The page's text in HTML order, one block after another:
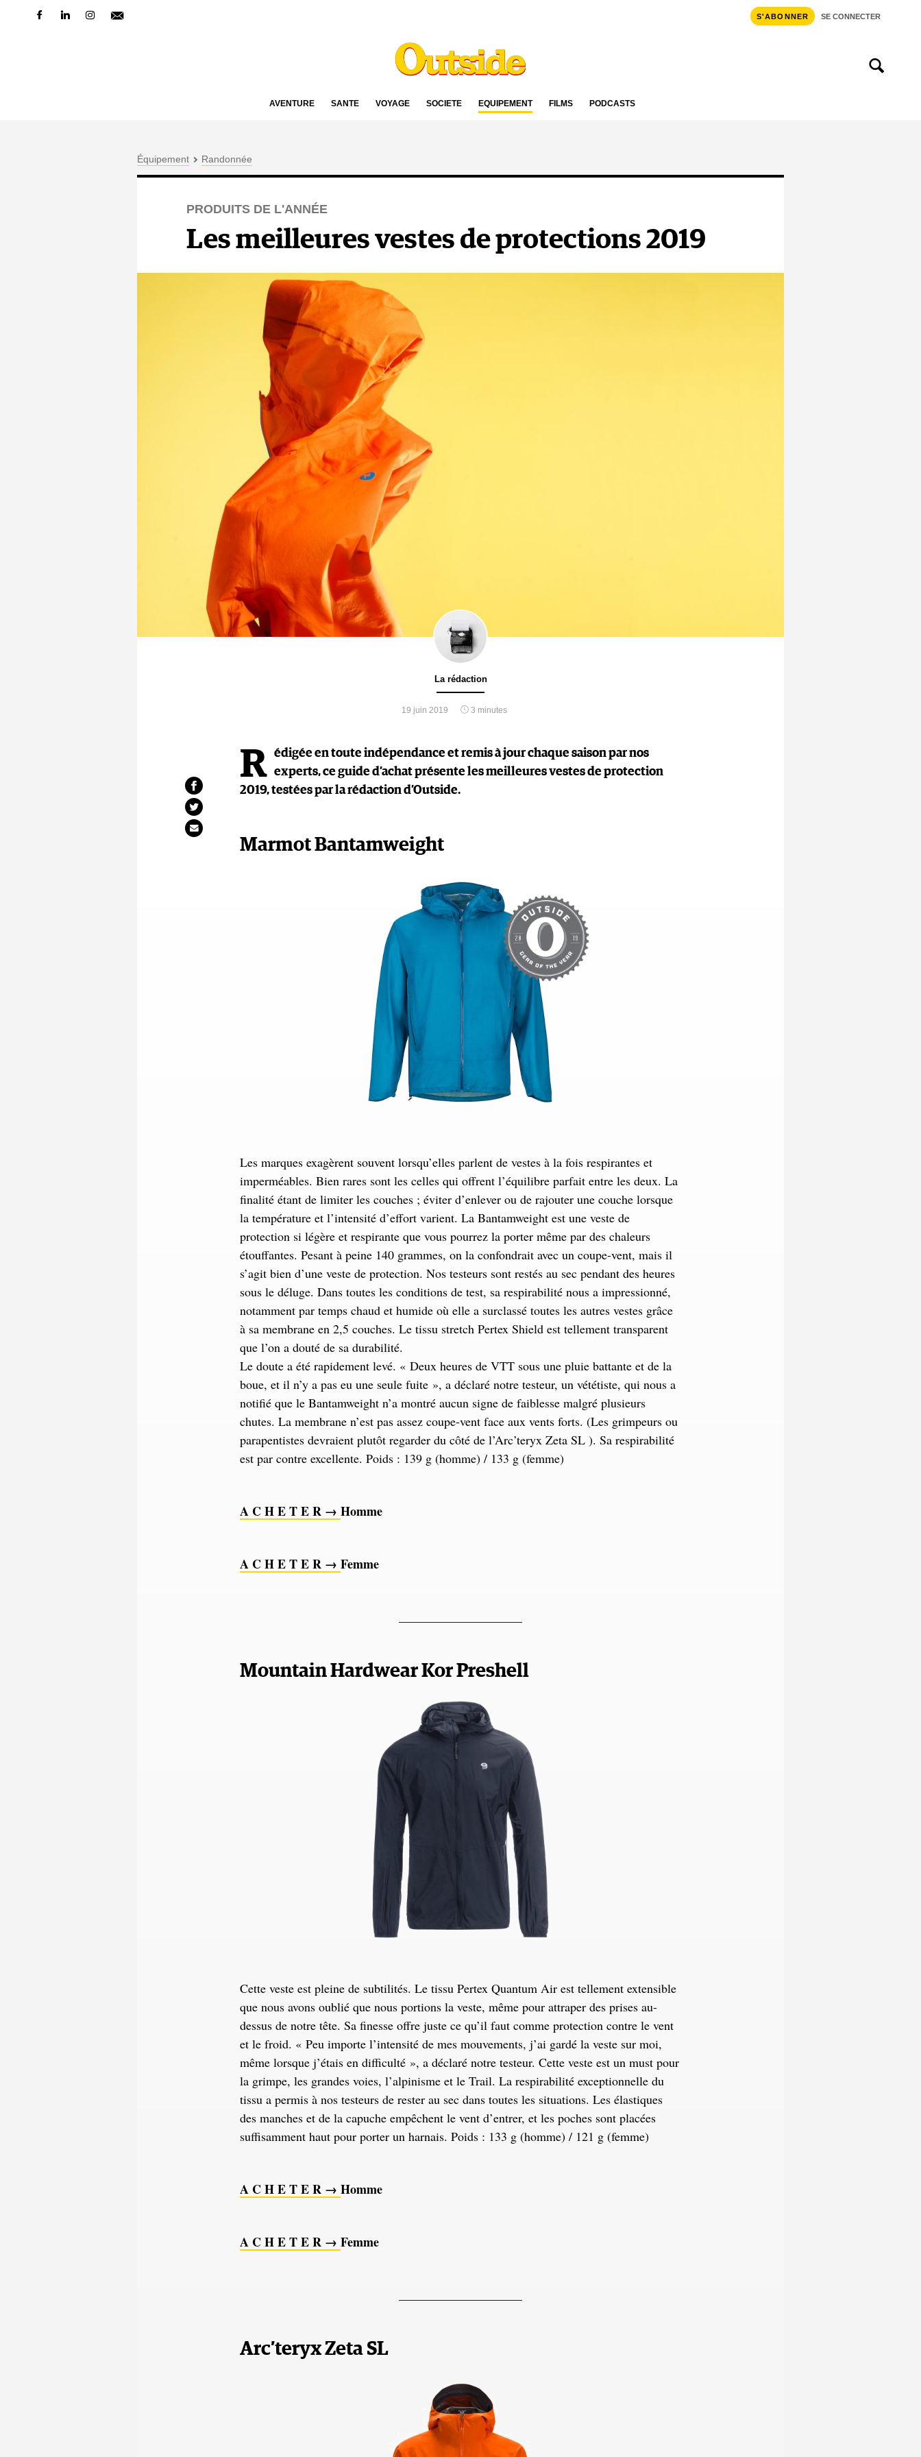
S'ABONNER SE CONNECTER
AVENTURE SANTÉ VOYAGE SOCIÉTÉ ÉQUIPEMENT FILMS PODCASTS
Équipement Randonnée
PRODUITS DE L'ANNÉE
Les meilleures vestes de protections 2019
La rédaction
19 juin 2019 3 minutes
R édigée en toute indépendance et remis à jour chaque saison par nos
experts, ce guide d’achat présente les meilleures vestes de protection
2019, testées par la rédaction d’Outside.
Marmot Bantamweight
Les marques exagèrent souvent lorsqu’elles parlent de vestes à la fois respirantes et
imperméables. Bien rares sont les celles qui offrent l’équilibre parfait entre les deux. La
finalité étant de limiter les couches ; éviter d’enlever ou de rajouter une couche lorsque
la température et l’intensité d’effort varient. La Bantamweight est une veste de
protection si légère et respirante que vous pourrez la porter même par des chaleurs
étouffantes. Pesant à peine 140 grammes, on la confondrait avec un coupe-vent, mais il
s’agit bien d’une veste de protection. Nos testeurs sont restés au sec pendant des heures
sous le déluge. Dans toutes les conditions de test, sa respirabilité nous a impressionné,
notamment par temps chaud et humide où elle a surclassé toutes les autres vestes grâce
à sa membrane en 2,5 couches. Le tissu stretch Pertex Shield est tellement transparent
que l’on a douté de sa durabilité.
Le doute a été rapidement levé. « Deux heures de VTT sous une pluie battante et de la
boue, et il n’y a pas eu une seule fuite », a déclaré notre testeur, un vététiste, qui nous a
notifié que le Bantamweight n’a montré aucun signe de faiblesse malgré plusieurs
chutes. La membrane n’est pas assez coupe-vent face aux vents forts. (Les grimpeurs ou
parapentistes devraient plutôt regarder du côté de l’Arc’teryx Zeta SL ). Sa respirabilité
est par contre excellente. Poids : 139 g (homme) / 133 g (femme)
A C H E T E R → Homme
A C H E T E R → Femme
Mountain Hardwear Kor Preshell
Cette veste est pleine de subtilités. Le tissu Pertex Quantum Air est tellement extensible
que nous avons oublié que nous portions la veste, même pour attraper des prises au-
dessus de notre tête. Sa finesse offre juste ce qu’il faut comme protection contre le vent
et le froid. « Peu importe l’intensité de mes mouvements, j’ai gardé la veste sur moi,
même lorsque j’étais en difficulté », a déclaré notre testeur. Cette veste est un must pour
la grimpe, les grandes voies, l’alpinisme et le Trail. La respirabilité exceptionnelle du
tissu a permis à nos testeurs de rester au sec dans toutes les situations. Les élastiques
des manches et de la capuche empêchent le vent d’entrer, et les poches sont placées
suffisamment haut pour porter un harnais. Poids : 133 g (homme) / 121 g (femme)
A C H E T E R → Homme
A C H E T E R → Femme
Arc’teryx Zeta SL